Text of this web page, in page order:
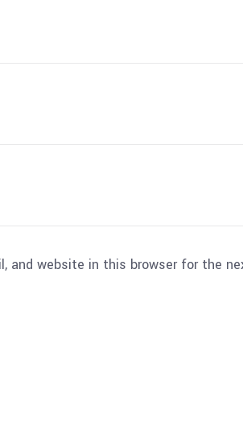
and website in this browser for the